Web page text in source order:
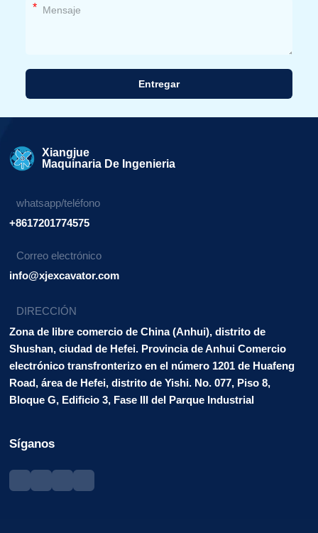
*
Entregar
Xiangjue
Maquinaria De Ingenieria
whatsapp/teléfono
+8617201774575
Correo electrónico
info@xjexcavator.com
DIRECCIÓN
Zona de libre comercio de China (Anhui), distrito de
Shushan, ciudad de Hefei. Provincia de Anhui Comercio
electrónico transfronterizo en el número 1201 de Huafeng
Road, área de Hefei, distrito de Yishi. No. 077, Piso 8,
Bloque G, Edificio 3, Fase III del Parque Industrial
Síganos